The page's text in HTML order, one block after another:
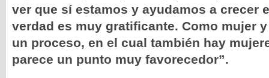
ver que sí estamos y ayudamos a crecer
verdad es muy gratificante. Como mujer
un proceso, en el cual también hay
parece un punto muy favorecedor”.